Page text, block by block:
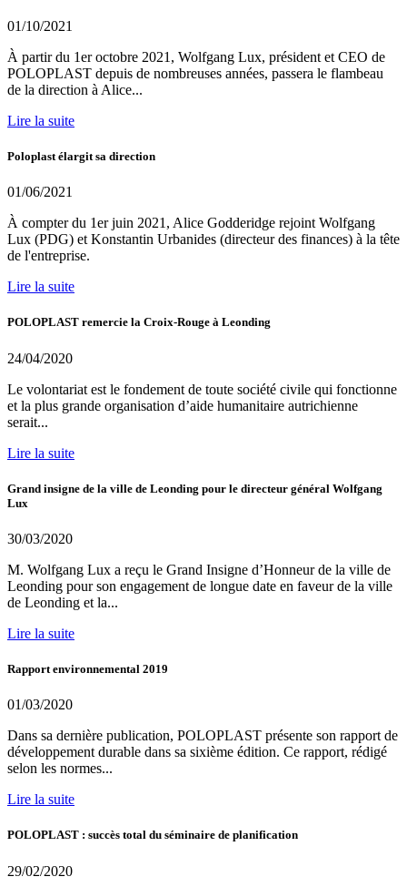
01/10/2021
À partir du 1er octobre 2021, Wolfgang Lux, président et CEO de
POLOPLAST depuis de nombreuses années, passera le flambeau
de la direction à Alice...
Lire la suite
Poloplast élargit sa direction
01/06/2021
À compter du 1er juin 2021, Alice Godderidge rejoint Wolfgang
Lux (PDG) et Konstantin Urbanides (directeur des finances) à la tête
de l'entreprise.
Lire la suite
POLOPLAST remercie la Croix-Rouge à Leonding
24/04/2020
Le volontariat est le fondement de toute société civile qui fonctionne
et la plus grande organisation d’aide humanitaire autrichienne
serait...
Lire la suite
Grand insigne de la ville de Leonding pour le directeur général Wolfgang
Lux
30/03/2020
M. Wolfgang Lux a reçu le Grand Insigne d’Honneur de la ville de
Leonding pour son engagement de longue date en faveur de la ville
de Leonding et la...
Lire la suite
Rapport environnemental 2019
01/03/2020
Dans sa dernière publication, POLOPLAST présente son rapport de
développement durable dans sa sixième édition. Ce rapport, rédigé
selon les normes...
Lire la suite
POLOPLAST : succès total du séminaire de planification
29/02/2020